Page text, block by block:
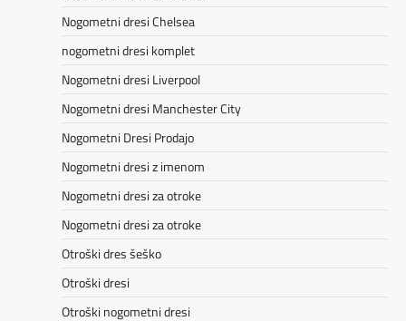
Nogometni dresi Chelsea
nogometni dresi komplet
Nogometni dresi Liverpool
Nogometni dresi Manchester City
Nogometni Dresi Prodajo
Nogometni dresi z imenom
Nogometni dresi za otroke
Nogometni dresi za otroke
Otroški dres šeško
Otroški dresi
Otroški nogometni dresi